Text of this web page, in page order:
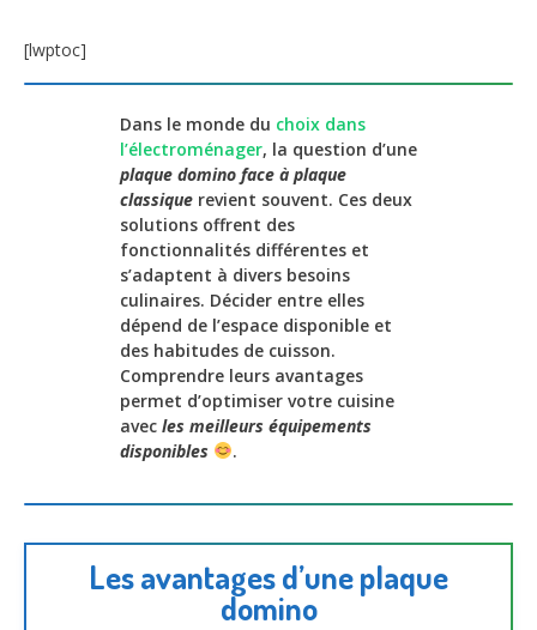
[lwptoc]
Dans le monde du choix dans
l’électroménager, la question d’une
plaque domino face à plaque
classique revient souvent. Ces deux
solutions offrent des
fonctionnalités différentes et
s’adaptent à divers besoins
culinaires. Décider entre elles
dépend de l’espace disponible et
des habitudes de cuisson.
Comprendre leurs avantages
permet d’optimiser votre cuisine
avec les meilleurs équipements
disponibles
.
Les avantages d’une plaque
domino